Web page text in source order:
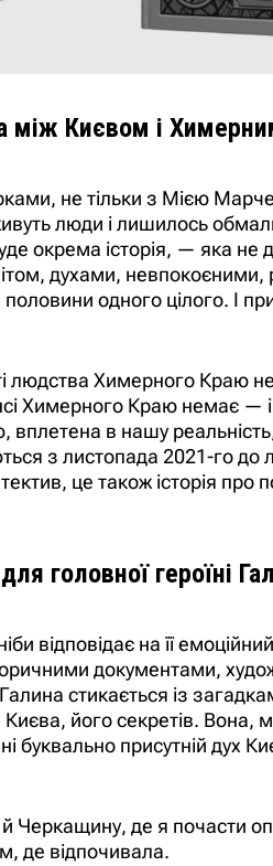
Києвом і
не тільки з Мією
люди і лишилось
окрема історія, — яка
духами,
одного цілого. І
людства Химерного Краю
Химерного Краю немає
в нашу
з листопада 2021-го
це також історія про
головної героїні
відповідає на її
документами,
стикається із
Києва, його секретів.
присутній дух
Черкащину, де я почасти
де відпочивала.